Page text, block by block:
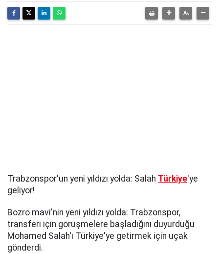
Trabzonspor'un yeni yıldızı yolda: Salah Türkiye'ye
geliyor!
Bozro mavi'nin yeni yıldızı yolda: Trabzonspor,
transferi için görüşmelere başladığını duyurduğu
Mohamed Salah'ı Türkiye'ye getirmek için uçak
gönderdi.